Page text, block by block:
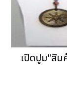
เปิดปูม"สิน